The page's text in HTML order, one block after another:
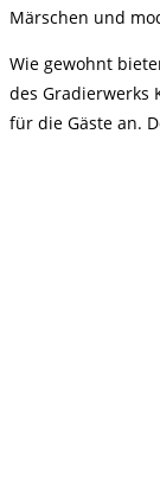
Märschen und
Wie gewohnt
des Gradierwerks
für die Gäste an.